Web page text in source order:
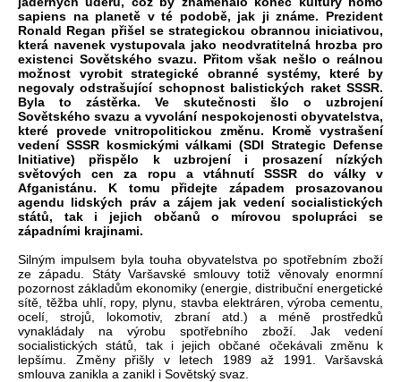
sapiens na planetě v té podobě, jak ji známe. Prezident
Ronald Regan přišel se strategickou obrannou iniciativou,
která navenek vystupovala jako neodvratitelná hrozba pro
existenci Sovětského svazu. Přitom však nešlo o reálnou
možnost vyrobit strategické obranné systémy, které by
negovaly odstrašující schopnost balistických raket SSSR.
Byla to zástěrka. Ve skutečnosti šlo o uzbrojení
Sovětského svazu a vyvolání nespokojenosti obyvatelstva,
které provede vnitropolitickou změnu. Kromě vystrašení
vedení SSSR kosmickými válkami (SDI Strategic Defense
Initiative) přispělo k uzbrojení i prosazení nízkých
světových cen za ropu a vtáhnutí SSSR do války v
Afganistánu. K tomu přidejte západem prosazovanou
agendu lidských práv a zájem jak vedení socialistických
států, tak i jejich občanů o mírovou spolupráci se
západními krajinami.
Silným impulsem byla touha obyvatelstva po spotřebním zboží
ze západu. Státy Varšavské smlouvy totiž věnovaly enormní
pozornost základům ekonomiky (energie, distribuční energetické
sítě, těžba uhlí, ropy, plynu, stavba elektráren, výroba cementu,
ocelí, strojů, lokomotiv, zbraní atd.) a méně prostředků
vynakládaly na výrobu spotřebního zboží. Jak vedení
socialistických států, tak i jejich občané očekávali změnu k
lepšímu. Změny přišly v letech 1989 až 1991. Varšavská
smlouva zanikla a zanikl i Sovětský svaz.